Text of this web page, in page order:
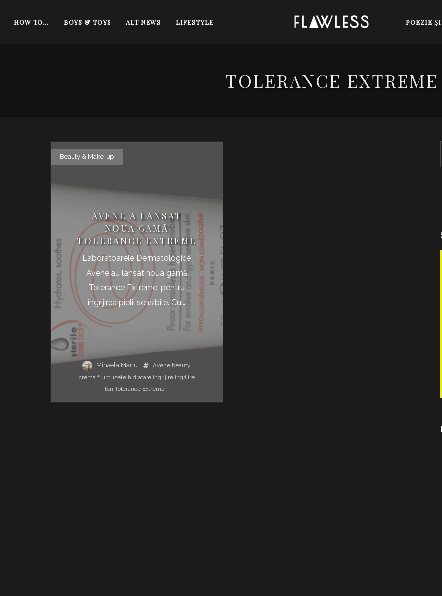
HOW TO… BOYS & TOYS ALT NEWS LIFESTYLE POEZIE ŞI
TOLERANCE EXTREME
Beauty & Make-up
AVENE A LANSAT
NOUA GAMĂ
TOLERANCE EXTREME
Laboratoarele Dermatologice
Avene au lansat noua gamă
Tolerance Extreme, pentru
îngrijirea pielii sensibile. Cu...
Mihaela Manu Avene beauty
crema frumusete hidratare ingrijire ingrijire
ten Tolerance Extreme